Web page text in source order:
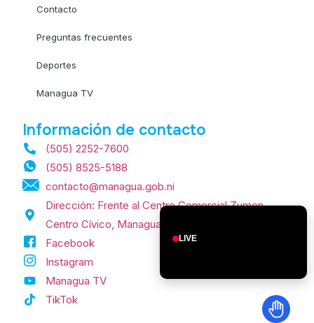
Contacto
Preguntas frecuentes
Deportes
Managua TV
Información de contacto
(505) 2252-7600
(505) 8525-5188
contacto@managua.gob.ni
Dirección: Frente al Centro Comercial Zumen,
Centro Cívico, Managua, Nicaragua.
Facebook
Instagram
Managua TV
TikTok
LIVE